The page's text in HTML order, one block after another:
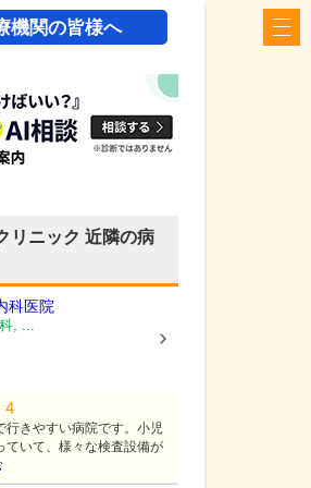
機関の皆様へ
リニック 近隣の病
科医院
, ...
4
行きやすい病院です。小児
ていて、様々な検査設備が